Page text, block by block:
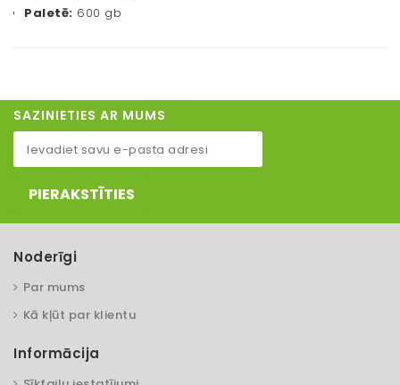
Paletē: 600 gb
SAZINIETIES AR MUMS
PIERAKSTĪTIES
Noderīgi
Par mums
Kā kļūt par klientu
Informācija